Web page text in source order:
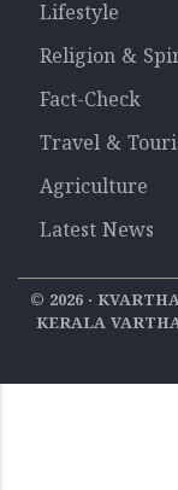
Lifestyle
Religion &
Fact-Check
Travel &
Agriculture
Latest News
© 2026‧
KERALA